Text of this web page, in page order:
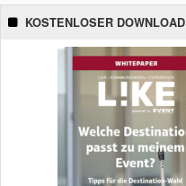
KOSTENLOSER DOWNLOAD